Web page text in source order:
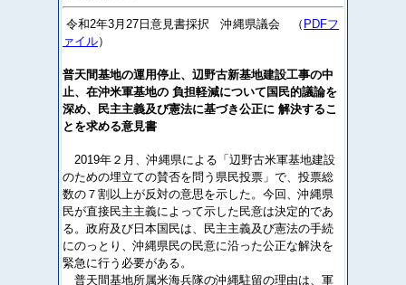
令和2年3月27日意見書採択 沖縄県議会 （ PDFフ
ァイル）
普天間基地の運用停止、辺野古新基地建設工事の中
止、在沖米軍基地の 負担軽減について国民的議論を
深め、民主主義及び憲法に基づき公正に 解決するこ
とを求める意見書
2019年２月、沖縄県による「辺野古米軍基地建設
のための埋立ての賛否を問う県民投票」で、投票総
数の７割以上が反対の意思を示した。今回、沖縄県
民が直接民主主義によって示した民意は決定的であ
る。政府及び日本国民は、民主主義及び憲法の手続
にのっとり、沖縄県民の民意に沿った公正な解決を
緊急に行う必要がある。
普天間基地所属米海兵隊の沖縄駐留の理由は、軍